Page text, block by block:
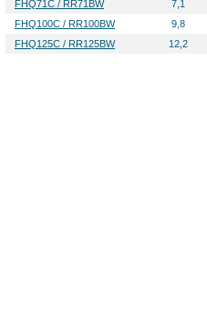
FHQ71C / RR71BW
7,1
FHQ100C / RR100BW
9,8
FHQ125C / RR125BW
12,2